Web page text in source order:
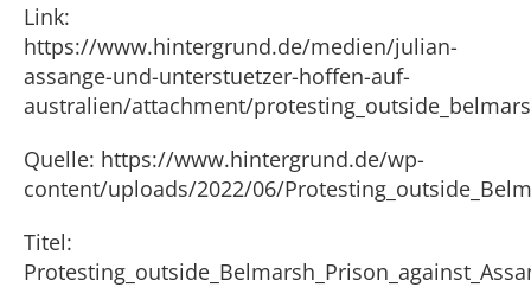
Link:
https://www.hintergrund.de/medien/julian-
assange-und-unterstuetzer-hoffen-auf-
australien/attachment/
Quelle: https://www.hintergrund.de/wp-
content/uploads/2022/06/
Titel: